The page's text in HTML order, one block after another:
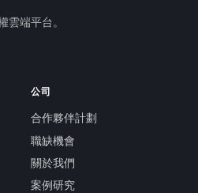
雲端平台。
公司
合作夥伴計劃
職缺機會
關於我們
案例研究